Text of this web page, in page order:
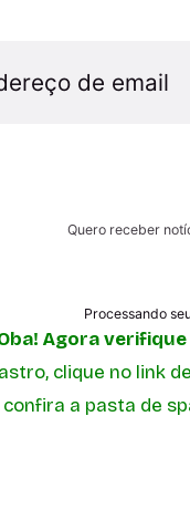
Quero receber
Processando
Agora
clique no link
a pasta de